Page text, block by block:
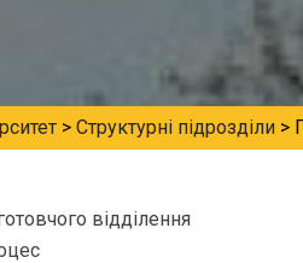
> Структурні підрозділи >
відділення